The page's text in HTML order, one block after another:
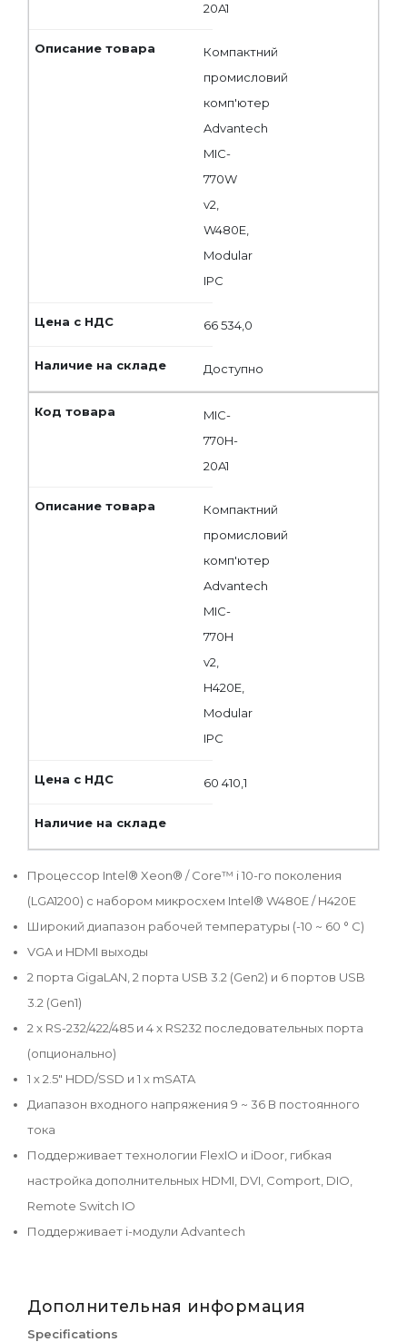
20A1
Компактний
промисловий
комп'ютер
Advantech
MIC-
770W
v2,
W480E,
Modular
IPC
66 534,0
Доступно
MIC-
770H-
20A1
Компактний
промисловий
комп'ютер
Advantech
MIC-
770H
v2,
H420E,
Modular
IPC
60 410,1
Процессор Intel® Xeon® / Core™ i 10-го поколения
(LGA1200) с набором микросхем Intel® W480E / H420E
Широкий диапазон рабочей температуры (-10 ~ 60 ° C)
VGA и HDMI выходы
2 порта GigaLAN, 2 порта USB 3.2 (Gen2) и 6 портов USB
3.2 (Gen1)
2 x RS-232/422/485 и 4 x RS232 последовательных порта
(опционально)
1 x 2.5" HDD/SSD и 1 x mSATA
Диапазон входного напряжения 9 ~ 36 В постоянного
тока
Поддерживает технологии FlexIO и iDoor, гибкая
настройка дополнительных HDMI, DVI, Comport, DIO,
Remote Switch IO
Поддерживает i-модули Advantech
Дополнительная информация
Specifications